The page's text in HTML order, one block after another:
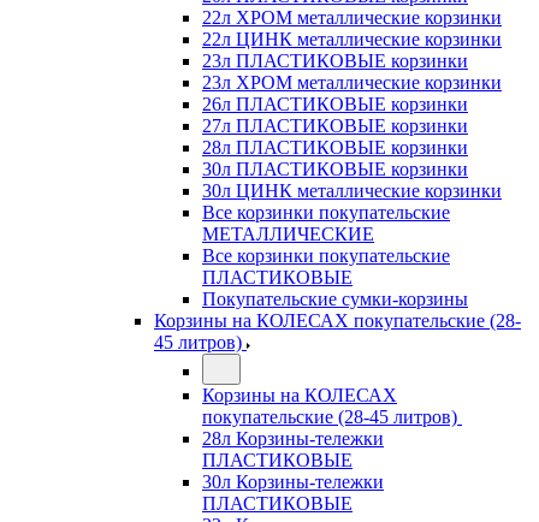
22л ХРОМ металлические корзинки
22л ЦИНК металлические корзинки
23л ПЛАСТИКОВЫЕ корзинки
23л ХРОМ металлические корзинки
26л ПЛАСТИКОВЫЕ корзинки
27л ПЛАСТИКОВЫЕ корзинки
28л ПЛАСТИКОВЫЕ корзинки
30л ПЛАСТИКОВЫЕ корзинки
30л ЦИНК металлические корзинки
Все корзинки покупательские
МЕТАЛЛИЧЕСКИЕ
Все корзинки покупательские
ПЛАСТИКОВЫЕ
Покупательские сумки-корзины
Корзины на КОЛЕСАХ покупательские (28-
45 литров)
Корзины на КОЛЕСАХ
покупательские (28-45 литров)
28л Корзины-тележки
ПЛАСТИКОВЫЕ
30л Корзины-тележки
ПЛАСТИКОВЫЕ